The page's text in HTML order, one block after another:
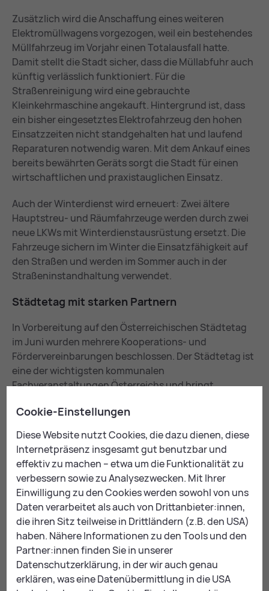
Zusätzlich wird die Anschaffung eines weiteren
Elektromüllwagens vorgezogen, weil ein bestehendes
Müllfahrzeug im Vorjahr einen Totalausfall hatte.
Damit stellt die Stadt sicher, dass die Müllabfuhr auch
künftig verlässlich funktioniert. Für die
Straßenreinigung wird eine gebrauchte
Kleinkehrmaschine angekauft. Hintergrund ist, dass
ein bisher eingesetztes Elektrofahrzeug den hohen
Einsatzzeiten nicht standgehalten hat und laufend
Reparaturen notwendig waren. Mit dem Ankauf eines
bereits bewährten Geräts sorgt die Stadt für einen
wirtschaftlichen und praxistauglichen Einsatz.
Auch der Winterdienst wird erneuert: Zwei ältere
Hauptstreu- und Räumfahrzeuge werden durch zwei
neue LKWs mit Winterdienstausrüstung ersetzt. Die
Fahrzeuge sichern im Winter die Einsatzfähigkeit auf
den Straßen und werden im Sommer auch in der
Straßeninstandhaltung verwendet.
Städ­te­tag mit star­ken Part­nern
In Vorbereitung auf den Österreichischen Städtetag
im Juni wurden mehrere Kooperations- und
Fördervereinbarungen beschlossen. Der Städtetag ist
eine der wichtigsten kommunalen
Fachveranstaltungen Österreichs und bringt
Gemeinden, Verwaltung, Politik und Wirtschaft nach
Leoben. Damit wird die Stadt bundesweit sichtbar und
positioniert sich als moderner Standort für
Austausch, Innovation und kommunale
Zukunftsthemen.
Zur Umsetzung wurden Kooperationsvereinbarungen
mit regional und international tätigen Unternehmen
geschlossen, darunter voestalpine Stahl Donawitz
GmbH, Mayr-Melnhof Holz Leoben GmbH, KNAPP
Systemintegration GmbH sowie die
Montanuniversität Leoben.
Cookie-Einstellungen
Diese Website nutzt Cookies, die dazu dienen, diese
Internetpräsenz insgesamt gut benutzbar und
effektiv zu machen – etwa um die Funktionalität zu
verbessern sowie zu Analysezwecken. Mit Ihrer
Einwilligung zu den Cookies werden sowohl von uns
Daten verarbeitet als auch von Drittanbieter:innen,
die ihren Sitz teilweise in Drittländern (z.B. den USA)
haben. Nähere Informationen zu den Tools und den
Partner:innen finden Sie in unserer
Datenschutzerklärung, in der wir auch genau
erklären, was eine Datenübermittlung in die USA